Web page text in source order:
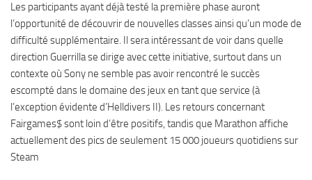
Les participants ayant déjà testé la première phase auront
l’opportunité de découvrir de nouvelles classes ainsi qu’un mode de
difficulté supplémentaire. Il sera intéressant de voir dans quelle
direction Guerrilla se dirige avec cette initiative, surtout dans un
contexte où Sony ne semble pas avoir rencontré le succès
escompté dans le domaine des jeux en tant que service (à
l’exception évidente d’Helldivers II). Les retours concernant
Fairgames$ sont loin d’être positifs, tandis que Marathon affiche
actuellement des pics de seulement 15 000 joueurs quotidiens sur
Steam